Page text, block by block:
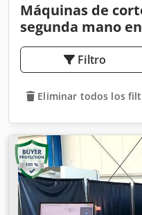
Máquinas de
segunda mano
Filtro
Eliminar todos los